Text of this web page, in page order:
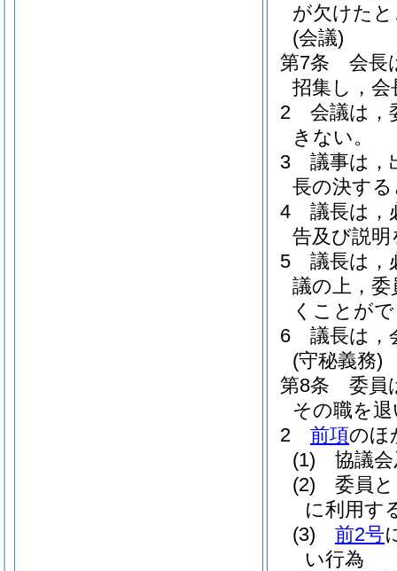
が欠けた
(会議)
第7条
会長
招集し，
2
会議は，
きない。
3
議事は，
長の決す
4
議長は，
告及び説
5
議長は，
議の上，
くことが
6
議長は，
(守秘義務)
第8条
委員
その職を
2
前項のほ
(1)
協議
(2)
委員
に利用す
(3)
前2号
い行為